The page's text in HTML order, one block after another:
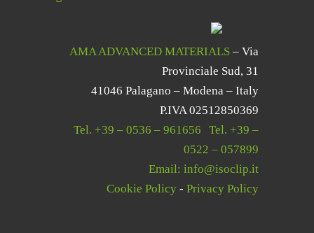
AMA ADVANCED MATERIALS – Via
Provinciale Sud, 31
41046 Palagano – Modena – Italy
P.IVA 02512850369
Tel. +39 – 0536 – 961656 Tel. +39 –
0522 – 057899
Email: info@isoclip.it
Cookie Policy - Privacy Policy